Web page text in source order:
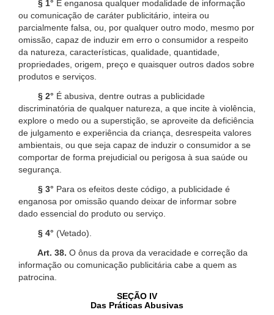
§ 1° É enganosa qualquer modalidade de informação
ou comunicação de caráter publicitário, inteira ou
parcialmente falsa, ou, por qualquer outro modo, mesmo por
omissão, capaz de induzir em erro o consumidor a respeito
da natureza, características, qualidade, quantidade,
propriedades, origem, preço e quaisquer outros dados sobre
produtos e serviços.
§ 2° É abusiva, dentre outras a publicidade
discriminatória de qualquer natureza, a que incite à violência,
explore o medo ou a superstição, se aproveite da deficiência
de julgamento e experiência da criança, desrespeita valores
ambientais, ou que seja capaz de induzir o consumidor a se
comportar de forma prejudicial ou perigosa à sua saúde ou
segurança.
§ 3° Para os efeitos deste código, a publicidade é
enganosa por omissão quando deixar de informar sobre
dado essencial do produto ou serviço.
§ 4° (Vetado).
Art. 38. O ônus da prova da veracidade e correção da
informação ou comunicação publicitária cabe a quem as
patrocina.
SEÇÃO IV
Das Práticas Abusivas